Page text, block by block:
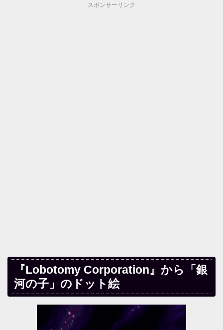
スポンサーリンク
『Lobotomy Corporation』から「銀
河の子」のドット絵